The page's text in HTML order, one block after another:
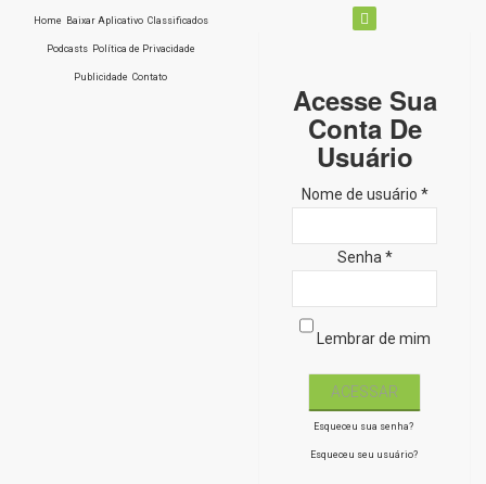
Home Baixar Aplicativo Classificados
Podcasts Política de Privacidade
Publicidade Contato
Acesse Sua
Conta De
Usuário
Nome de usuário *
Senha *
Lembrar de mim
Esqueceu sua senha?
Esqueceu seu usuário?